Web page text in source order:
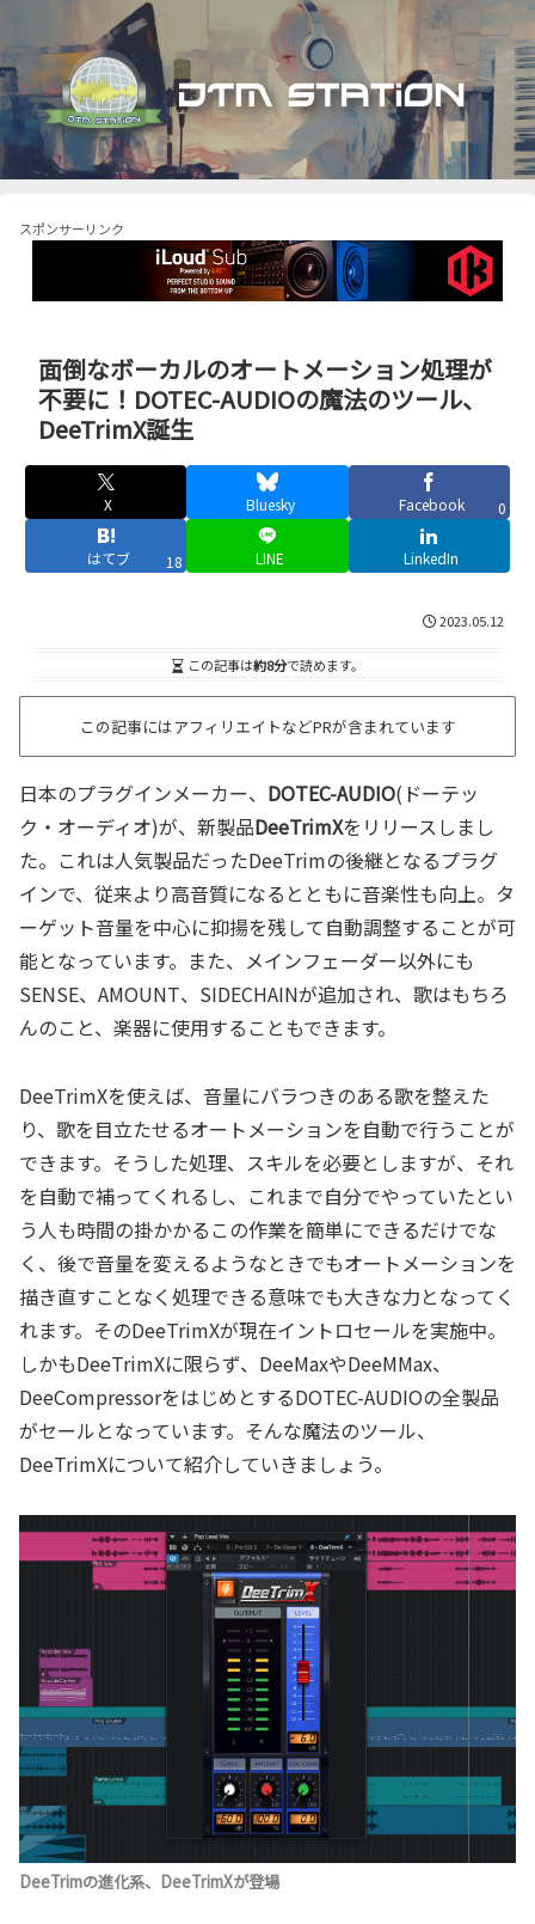
スポンサーリンク
面倒なボーカルのオートメーション処理が
不要に！DOTEC-AUDIOの魔法のツール、
DeeTrimX誕生
X Bluesky Facebook 0
はてブ 18 LINE LinkedIn
2023.05.12
この記事は約8分で読めます。
この記事にはアフィリエイトなどPRが含まれています
日本のプラグインメーカー、 DOTEC-AUDIO(ドーテッ
ク・オーディオ)が、新製品DeeTrimXをリリースしまし
た。これは人気製品だったDeeTrimの後継となるプラグ
インで、従来より高音質になるとともに音楽性も向上。タ
ーゲット音量を中心に抑揚を残して自動調整することが可
能となっています。また、メインフェーダー以外にも
SENSE、AMOUNT、SIDECHAINが追加され、歌はもちろ
んのこと、楽器に使用することもできます。
DeeTrimXを使えば、音量にバラつきのある歌を整えた
り、歌を目立たせるオートメーションを自動で行うことが
できます。そうした処理、スキルを必要としますが、それ
を自動で補ってくれるし、これまで自分でやっていたとい
う人も時間の掛かかるこの作業を簡単にできるだけでな
く、後で音量を変えるようなときでもオートメーションを
描き直すことなく処理できる意味でも大きな力となってく
れます。そのDeeTrimXが現在イントロセールを実施中。
しかもDeeTrimXに限らず、DeeMaxやDeeMMax、
DeeCompressorをはじめとするDOTEC-AUDIOの全製品
がセールとなっています。そんな魔法のツール、
DeeTrimXについて紹介していきましょう。
DeeTrimの進化系、DeeTrimXが登場